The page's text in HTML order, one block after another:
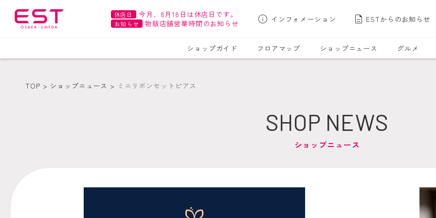
休店日 今月、8月18日は休店日です。
お知らせ 物販店舗営業時間のお知らせ インフォメーション ESTからのお知らせ
ショップガイド フロアマップ ショップニュース グルメ
TOP ショップニュース ミニリボンセットピアス
SHOP NEWS
ショップニュース